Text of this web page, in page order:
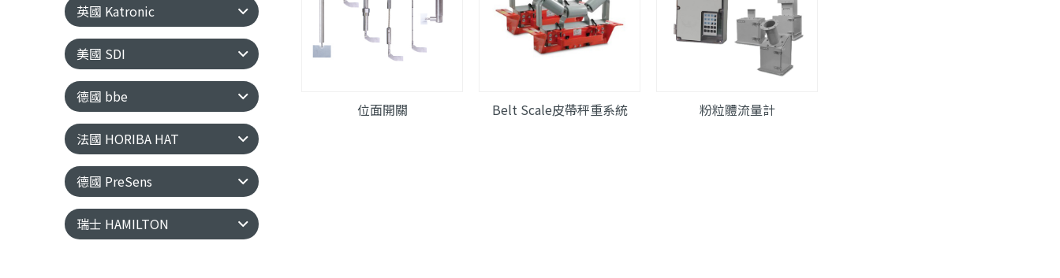
英國 Katronic
美國 SDI
德國 bbe
法國 HORIBA HAT
德國 PreSens
瑞士 HAMILTON
位面開關 Belt Scale皮帶秤重系統 粉粒體流量計